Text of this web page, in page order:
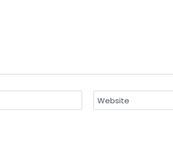
Website